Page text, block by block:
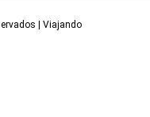
| Viajando